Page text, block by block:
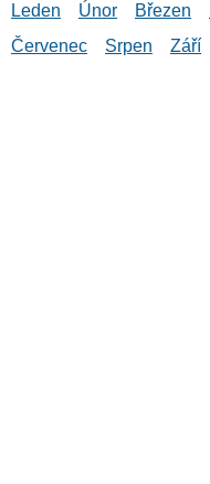
Leden Únor Březen
Červenec
Srpen Září